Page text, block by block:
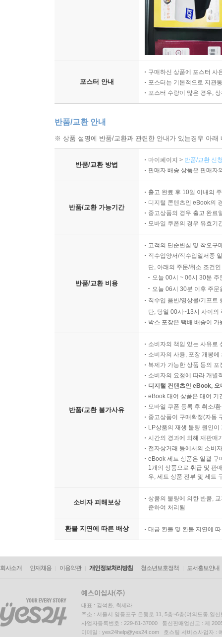
포스터 안내
구매하신 상품에 포스터 사
포스터는 기본적으로 지관
포스터 수량이 많은 경우,
반품/교환 안내
※ 상품 설명에 반품/교환과 관련한 안내가 있는경우 아
반품/교환 방법
마이페이지 > 반품/교환 신
판매자 배송 상품은 판매자
반품/교환 가능기간
출고 완료 후 10일 이내의
디지털 콘텐츠인 eBook의
중고상품의 경우 출고 완료
모바일 쿠폰의 경우 유효기
반품/교환 비용
고객의 단순변심 및 착오구
직수입양서/직수입일서중
단, 아래의 주문/취소 조건
오늘 00시 ~ 06시 30분
오늘 06시 30분 이후 주
직수입 음반/영상물/기프트
단, 당일 00시~13시 사이의
박스 포장은 택배 배송이
반품/교환 불가사유
소비자의 책임 있는 사유로
소비자의 사용, 포장 개봉
복제가 가능한 상품 등의
소비자의 요청에 따라 개별
디지털 컨텐츠인 eBook,
eBook 대여 상품은 대여 기
모바일 쿠폰 등록 후 취소/
중고상품이 구매확정(자동
LP상품의 재생 불량 원인
시간의 경과에 의해 재판매
전자상거래 등에서의 소비
eBook 세트 상품은 일괄 구
1개의 상품으로 취급 및 판
우, 세트 상품 전부 및 세트
소비자 피해보상
상품의 불량에 의한 반품,
준하여 처리됨
환불 지연에 따른 배상 대금 환불 및 환불 지연에
회사소개 인재채용 이용약관 개인정보처리방침 청소년보호정책 도서홍보안내
대표 : 김석환, 최세라
주소 : 서울시 영등포구 은행로 11, 5층~6층(여의도동,일신
사업자등록번호 : 229-81-37000 통신판매업신고 : 제
이메일 : yes24help@yes24.com 호스팅 서비스사업자 :